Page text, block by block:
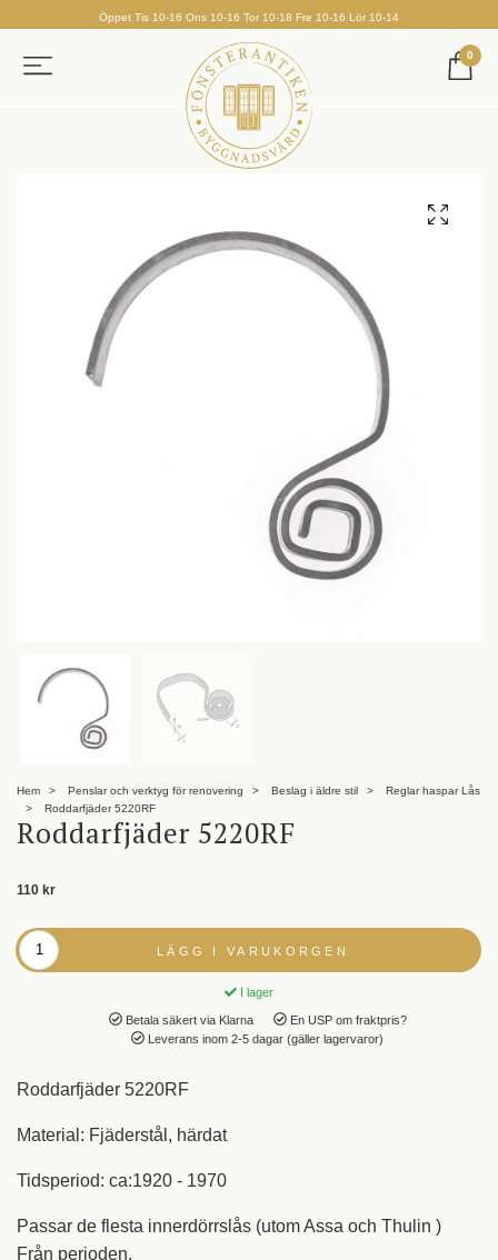
Öppet Tis 10-16 Ons 10-16 Tor 10-18 Fre 10-16 Lör 10-14
0
Hem Penslar och verktyg för renovering Beslag i äldre stil
Reglar haspar Lås
Roddarfjäder 5220RF
Roddarfjäder 5220RF
110 kr
LÄGG I VARUKORGEN
I lager
Betala säkert via Klarna
En USP om fraktpris?
Leverans inom 2-5 dagar (gäller lagervaror)
Roddarfjäder 5220RF
Material: Fjäderstål, härdat
Tidsperiod: ca:1920 - 1970
Passar de flesta innerdörrslås (utom Assa och Thulin )
Från perioden.